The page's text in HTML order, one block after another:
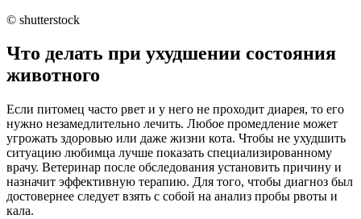
© shutterstock
Что делать при ухудшении состояния
животного
Если питомец часто рвет и у него не проходит диарея, то его
нужно незамедлительно лечить. Любое промедление может
угрожать здоровью или даже жизни кота. Чтобы не ухудшить
ситуацию любимца лучше показать специализированному
врачу. Ветеринар после обследования установить причину и
назначит эффективную терапию. Для того, чтобы диагноз был
достовернее следует взять с собой на анализ пробы рвоты и
кала.